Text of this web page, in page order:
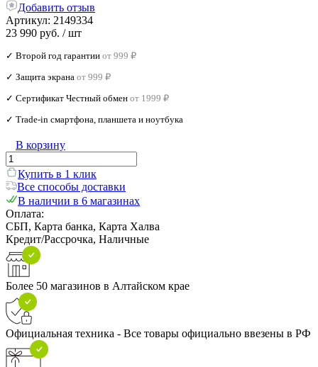
Добавить отзыв
Артикул: 2149334
23 990 руб. / шт
✓ Второй год гарантии от 999 ₽
✓ Защита экрана от 999 ₽
✓ Сертификат Честный обмен от 1999 ₽
✓ Trade‑in смартфона, планшета и ноутбука
В корзину
Купить в 1 клик
Все способы доставки
В наличии в 6 магазинах
Оплата:
СБП, Карта банка, Карта Халва
Кредит/Рассрочка, Наличные
Более 50 магазинов в Алтайском крае
Официальная техника - Все товары официально ввезены в РФ